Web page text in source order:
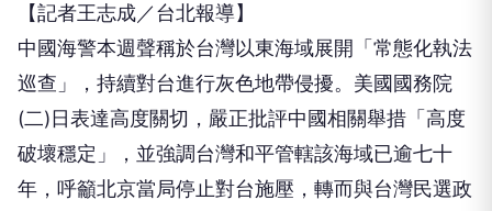
【記者王志成／台北報導】
中國海警本週聲稱於台灣以東海域展開「常態化執法
巡查」，持續對台進行灰色地帶侵擾。美國國務院
(二)日表達高度關切，嚴正批評中國相關舉措「高度
破壞穩定」，並強調台灣和平管轄該海域已逾七十
年，呼籲北京當局停止對台施壓，轉而與台灣民選政